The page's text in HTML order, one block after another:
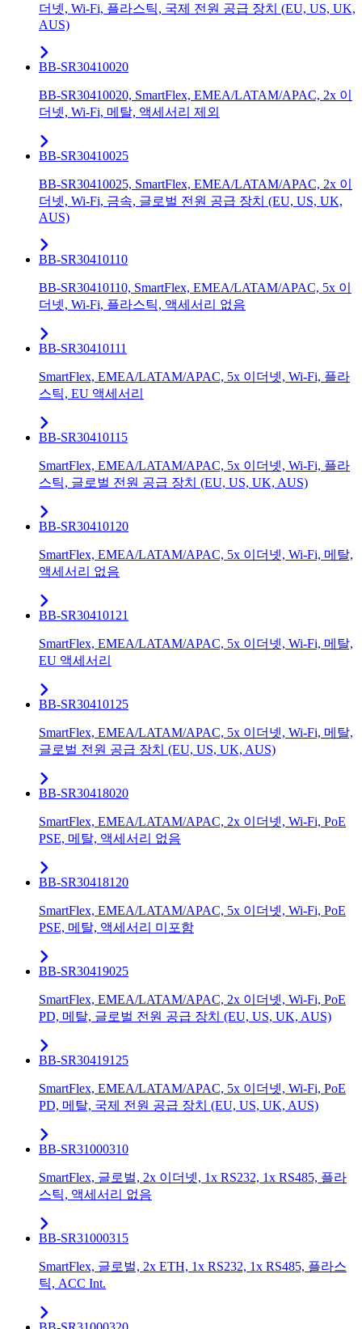
더넷, Wi-Fi, 플라스틱, 국제 전원 공급 장치 (EU, US, UK,
AUS)
BB-SR30410020
BB-SR30410020, SmartFlex, EMEA/LATAM/APAC, 2x 이
더넷, Wi-Fi, 메탈, 액세서리 제외
BB-SR30410025
BB-SR30410025, SmartFlex, EMEA/LATAM/APAC, 2x 이
더넷, Wi-Fi, 금속, 글로벌 전원 공급 장치 (EU, US, UK,
AUS)
BB-SR30410110
BB-SR30410110, SmartFlex, EMEA/LATAM/APAC, 5x 이
더넷, Wi-Fi, 플라스틱, 액세서리 없음
BB-SR30410111
SmartFlex, EMEA/LATAM/APAC, 5x 이더넷, Wi-Fi, 플라
스틱, EU 액세서리
BB-SR30410115
SmartFlex, EMEA/LATAM/APAC, 5x 이더넷, Wi-Fi, 플라
스틱, 글로벌 전원 공급 장치 (EU, US, UK, AUS)
BB-SR30410120
SmartFlex, EMEA/LATAM/APAC, 5x 이더넷, Wi-Fi, 메탈,
액세서리 없음
BB-SR30410121
SmartFlex, EMEA/LATAM/APAC, 5x 이더넷, Wi-Fi, 메탈,
EU 액세서리
BB-SR30410125
SmartFlex, EMEA/LATAM/APAC, 5x 이더넷, Wi-Fi, 메탈,
글로벌 전원 공급 장치 (EU, US, UK, AUS)
BB-SR30418020
SmartFlex, EMEA/LATAM/APAC, 2x 이더넷, Wi-Fi, PoE
PSE, 메탈, 액세서리 없음
BB-SR30418120
SmartFlex, EMEA/LATAM/APAC, 5x 이더넷, Wi-Fi, PoE
PSE, 메탈, 액세서리 미포함
BB-SR30419025
SmartFlex, EMEA/LATAM/APAC, 2x 이더넷, Wi-Fi, PoE
PD, 메탈, 글로벌 전원 공급 장치 (EU, US, UK, AUS)
BB-SR30419125
SmartFlex, EMEA/LATAM/APAC, 5x 이더넷, Wi-Fi, PoE
PD, 메탈, 국제 전원 공급 장치 (EU, US, UK, AUS)
BB-SR31000310
SmartFlex, 글로벌, 2x 이더넷, 1x RS232, 1x RS485, 플라
스틱, 액세서리 없음
BB-SR31000315
SmartFlex, 글로벌, 2x ETH, 1x RS232, 1x RS485, 플라스
틱, ACC Int.